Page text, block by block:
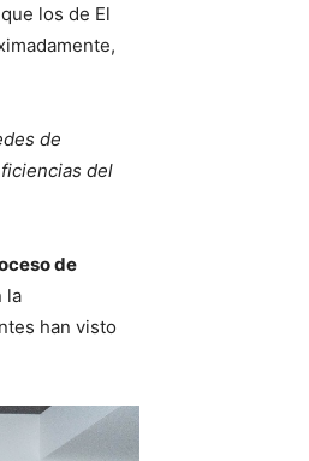
los de El
de
del
de
la
han visto